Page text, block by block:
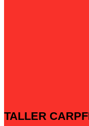
TALLER